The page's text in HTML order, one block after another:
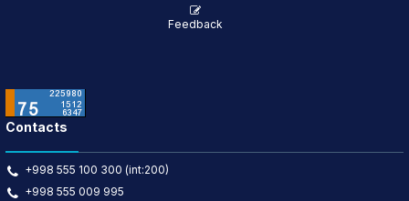
Feedback
Contacts
+998 555 100 300 (int:200)
+998 555 009 995